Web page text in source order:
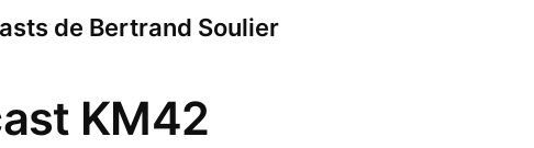
de Bertrand Soulier
KM42